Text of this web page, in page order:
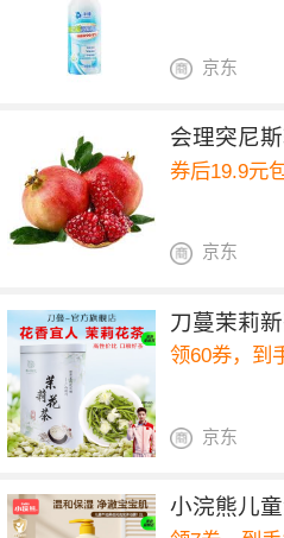
京东
会理突尼
券后19.9元
京东
刀蔓茉莉
领60券，到
京东
小浣熊儿